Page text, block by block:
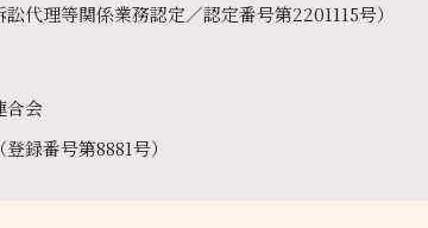
代理等関係業務認定／認定番号第2201115号）
合会
録番号第8881号）